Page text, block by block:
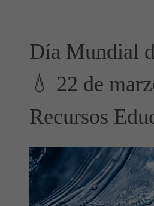
Día Mundial
💧 22 de
Recursos